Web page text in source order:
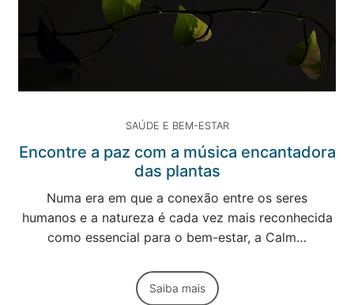
SAÚDE E BEM-ESTAR
Encontre a paz com a música encantadora
das plantas
Numa era em que a conexão entre os seres
humanos e a natureza é cada vez mais reconhecida
como essencial para o bem-estar, a Calm…
Saiba mais